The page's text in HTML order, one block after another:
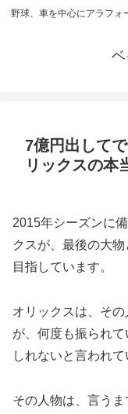
野球、車を中心にアラフォ
7億円出して
リックスの本
2015年シーズンに
クスが、最後の大
目指しています。
オリックスは、そ
が、何度も振られ
しれないと言われて
その人物は、言う